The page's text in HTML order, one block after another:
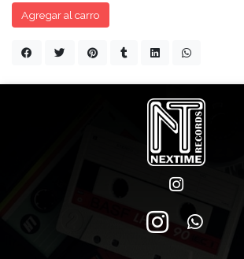
Agregar al carro